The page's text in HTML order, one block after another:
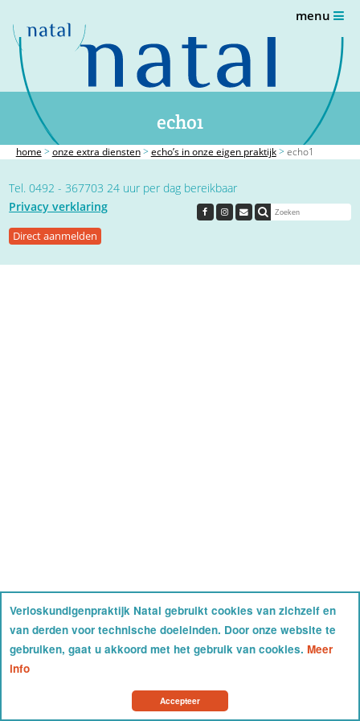
Accepteer
Verloskundigenpraktijk Natal gebruikt cookies van zichzelf en
van derden voor technische doeleinden. Door onze website te
gebruiken, gaat u akkoord met het gebruik van cookies. Meer
info
echo1
menu
home > onze extra diensten> echo’s in onze eigen praktijk> echo1
Tel. 0492 - 367703 24 uur per dag bereikbaar
Privacy verklaring
Direct aanmelden